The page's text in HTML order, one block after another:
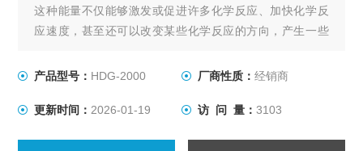
这种能量不仅能够激发或促进许多化学反应、加快化学反
应速度，甚至还可以改变某些化学反应的方向，产生一些
产品型号： HDG-2000 厂商性质： 经销商
更新时间： 2026-01-19 访 问 量： 3103